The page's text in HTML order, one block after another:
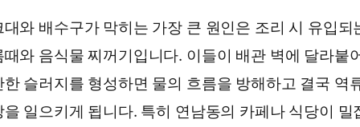
대와 배수구가 막히는 가장 큰 원인은 조리 시 유입되
때와 음식물 찌꺼기입니다. 이들이 배관 벽에 달라붙
한 슬러지를 형성하면 물의 흐름을 방해하고 결국 역
을 일으키게 됩니다. 특히 연남동의 카페나 식당이 밀